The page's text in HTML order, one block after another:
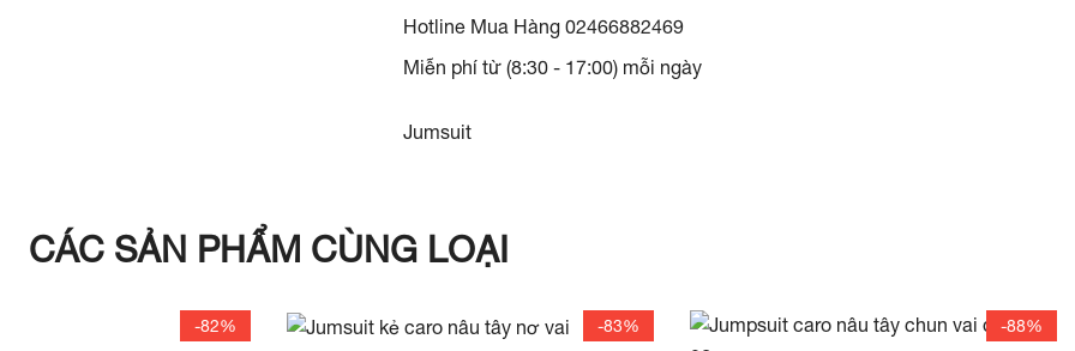
Hotline Mua Hàng 02466882469
Miễn phí từ (8:30 - 17:00) mỗi ngày
Jumsuit
CÁC SẢN PHẨM CÙNG LOẠI
-82% -83% -88%